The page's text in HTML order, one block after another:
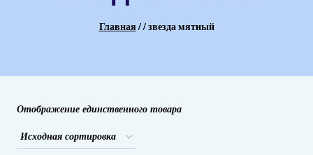
Главная//звезда мятный
Отображение единственного товара